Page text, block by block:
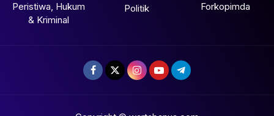
Peristiwa, Hukum
& Kriminal
Politik
Forkopimda